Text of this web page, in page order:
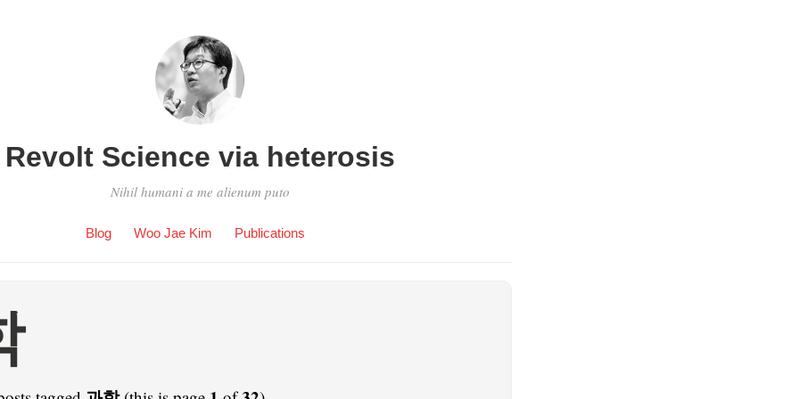
Revolt Science via heterosis
Nihil humani a me alienum puto
Blog Woo Jae Kim Publications